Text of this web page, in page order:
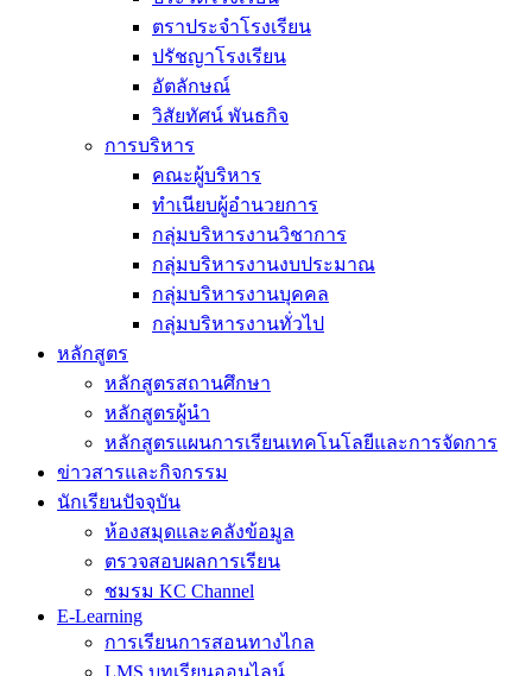
ตราประจำโรงเรียน
ปรัชญาโรงเรียน
อัตลักษณ์
วิสัยทัศน์ พันธกิจ
การบริหาร
คณะผู้บริหาร
ทำเนียบผู้อำนวยการ
กลุ่มบริหารงานวิชาการ
กลุ่มบริหารงานงบประมาณ
กลุ่มบริหารงานบุคคล
กลุ่มบริหารงานทั่วไป
หลักสูตร
หลักสูตรสถานศึกษา
หลักสูตรผู้นำ
หลักสูตรแผนการเรียนเทคโนโลยีและการจัดการ
ข่าวสารและกิจกรรม
นักเรียนปัจจุบัน
ห้องสมุดและคลังข้อมูล
ตรวจสอบผลการเรียน
ชมรม KC Channel
E-Learning
การเรียนการสอนทางไกล
LMS บทเรียนออนไลน์